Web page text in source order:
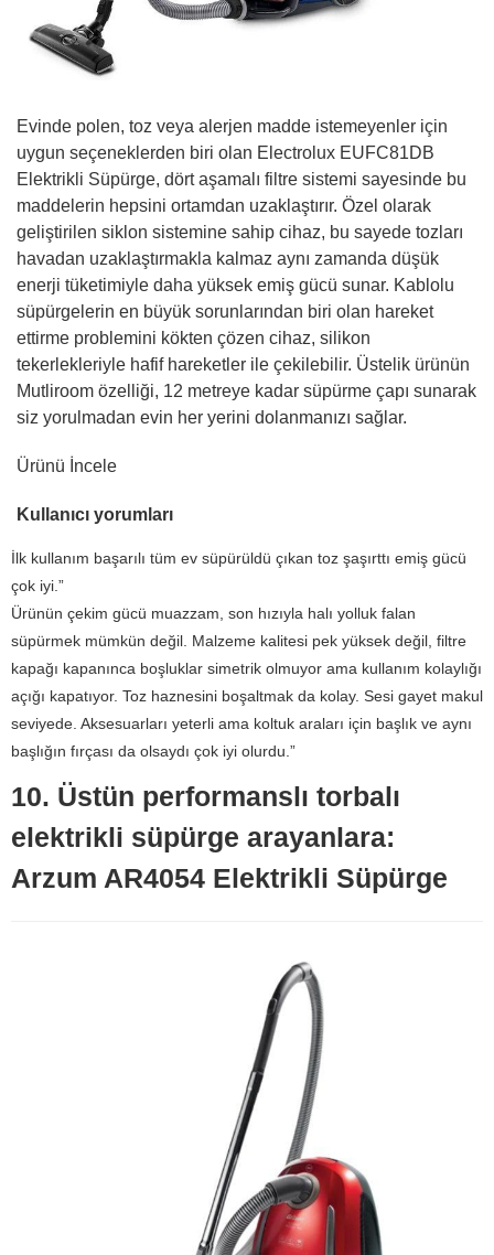
Evinde polen, toz veya alerjen madde istemeyenler için
uygun seçeneklerden biri olan Electrolux EUFC81DB
Elektrikli Süpürge, dört aşamalı filtre sistemi sayesinde bu
maddelerin hepsini ortamdan uzaklaştırır. Özel olarak
geliştirilen siklon sistemine sahip cihaz, bu sayede tozları
havadan uzaklaştırmakla kalmaz aynı zamanda düşük
enerji tüketimiyle daha yüksek emiş gücü sunar. Kablolu
süpürgelerin en büyük sorunlarından biri olan hareket
ettirme problemini kökten çözen cihaz, silikon
tekerlekleriyle hafif hareketler ile çekilebilir. Üstelik ürünün
Mutliroom özelliği, 12 metreye kadar süpürme çapı sunarak
siz yorulmadan evin her yerini dolanmanızı sağlar.
Ürünü İncele
Kullanıcı yorumları
İlk kullanım başarılı tüm ev süpürüldü çıkan toz şaşırttı emiş gücü
çok iyi.”
Ürünün çekim gücü muazzam, son hızıyla halı yolluk falan
süpürmek mümkün değil. Malzeme kalitesi pek yüksek değil, filtre
kapağı kapanınca boşluklar simetrik olmuyor ama kullanım kolaylığı
açığı kapatıyor. Toz haznesini boşaltmak da kolay. Sesi gayet makul
seviyede. Aksesuarları yeterli ama koltuk araları için başlık ve aynı
başlığın fırçası da olsaydı çok iyi olurdu.”
10. Üstün performanslı torbalı
elektrikli süpürge arayanlara:
Arzum AR4054 Elektrikli Süpürge